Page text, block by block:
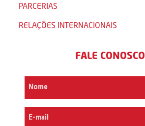
PARCERIAS
RELAÇÕES INTERNACIONAIS
FALE CONOSCO